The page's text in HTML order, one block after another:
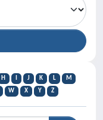
H J K L
M
W X Y Z